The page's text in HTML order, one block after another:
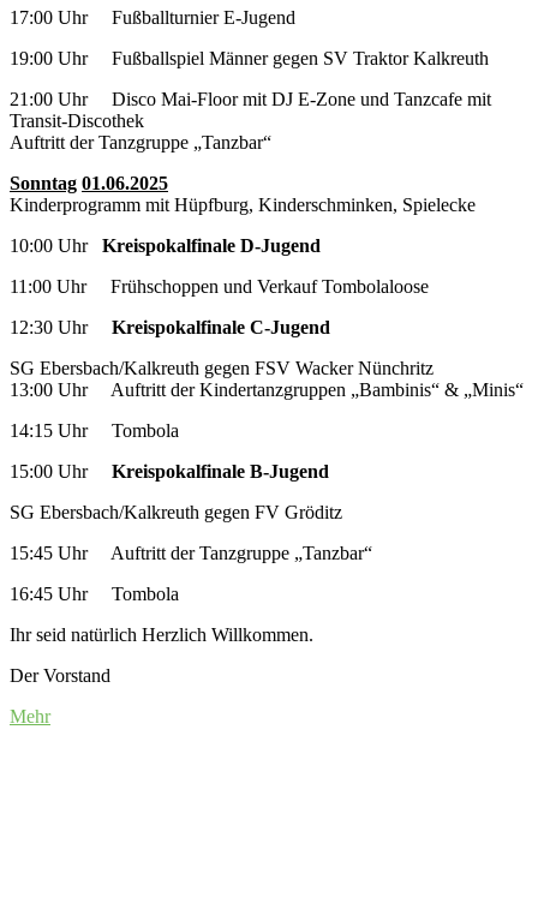
17:00 Uhr Fußballturnier E-Jugend
19:00 Uhr Fußballspiel Männer gegen SV Traktor Kalkreuth
21:00 Uhr
Disco Mai-Floor mit DJ E-Zone und Tanzcafe mit
Transit-Discothek
Auftritt der Tanzgruppe „Tanzbar“
Sonntag 01.06.2025
Kinderprogramm mit Hüpfburg, Kinderschminken, Spielecke
10:00 Uhr Kreispokalfinale D-Jugend
11:00 Uhr Frühschoppen und Verkauf Tombolaloose
12:30 Uhr Kreispokalfinale C-Jugend
SG Ebersbach/Kalkreuth gegen FSV Wacker Nünchritz
13:00 Uhr Auftritt der Kindertanzgruppen „Bambinis“ & „Minis“
14:15 Uhr Tombola
15:00 Uhr Kreispokalfinale B-Jugend
SG Ebersbach/Kalkreuth gegen FV Gröditz
15:45 Uhr Auftritt der Tanzgruppe „Tanzbar“
16:45 Uhr Tombola
Ihr seid natürlich Herzlich Willkommen.
Der Vorstand
Mehr